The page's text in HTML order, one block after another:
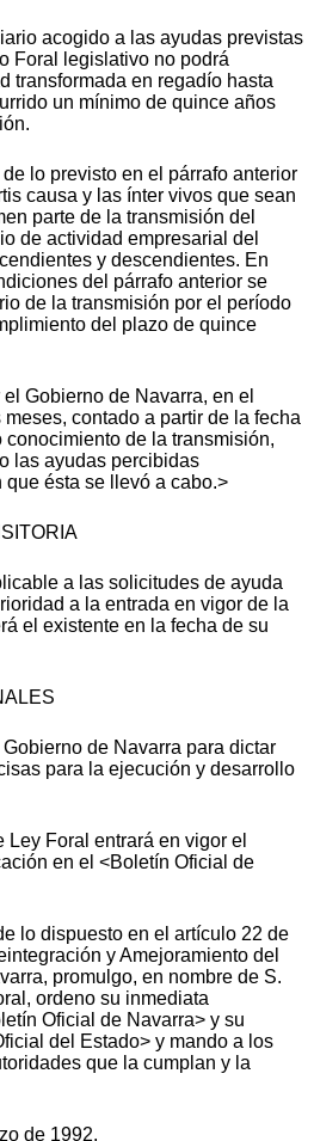
acogido a las ayudas previstas
Foral legislativo no podrá
transformada en regadío hasta
un mínimo de quince años
lo previsto en el párrafo anterior
causa y las ínter vivos que sean
parte de la transmisión del
de actividad empresarial del
y descendientes. En
del párrafo anterior se
de la transmisión por el período
del plazo de quince
Gobierno de Navarra, en el
contado a partir de la fecha
de la transmisión,
las ayudas percibidas
ésta se llevó a cabo.>
a las solicitudes de ayuda
a la entrada en vigor de la
el existente en la fecha de su
de Navarra para dictar
para la ejecución y desarrollo
Ley Foral entrará en vigor el
en el <Boletín Oficial de
lo dispuesto en el artículo 22 de
y Amejoramiento del
promulgo, en nombre de S.
ordeno su inmediata
Oficial de Navarra> y su
del Estado> y mando a los
que la cumplan y la
de 1992.